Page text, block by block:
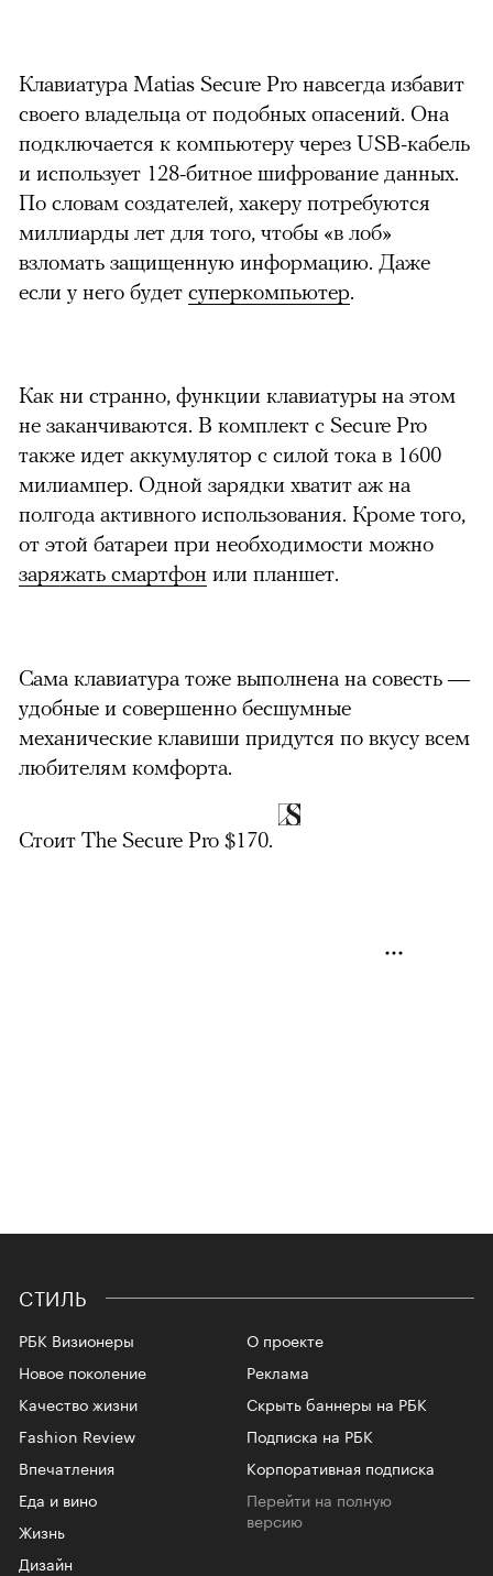
Клавиатура Matias Secure Pro навсегда избавит
своего владельца от подобных опасений. Она
подключается к компьютеру через USB-кабель
и использует 128-битное шифрование данных.
По словам создателей, хакеру потребуются
миллиарды лет для того, чтобы «в лоб»
взломать защищенную информацию. Даже
если у него будет суперкомпьютер.
Как ни странно, функции клавиатуры на этом
не заканчиваются. В комплект с Secure Pro
также идет аккумулятор с силой тока в 1600
милиампер. Одной зарядки хватит аж на
полгода активного использования. Кроме того,
от этой батареи при необходимости можно
заряжать смартфон или планшет.
00:00 /00:00
Сама клавиатура тоже выполнена на совесть —
удобные и совершенно бесшумные
механические клавиши придутся по вкусу всем
любителям комфорта.
Стоит The Secure Pro $170.
СТИЛЬ
РБК Визионеры
Новое поколение
Качество жизни
Fashion Review
Впечатления
Еда и вино
Жизнь
Дизайн
О проекте
Реклама
Скрыть баннеры на РБК
Подписка на РБК
Корпоративная подписка
Перейти на полную
версию